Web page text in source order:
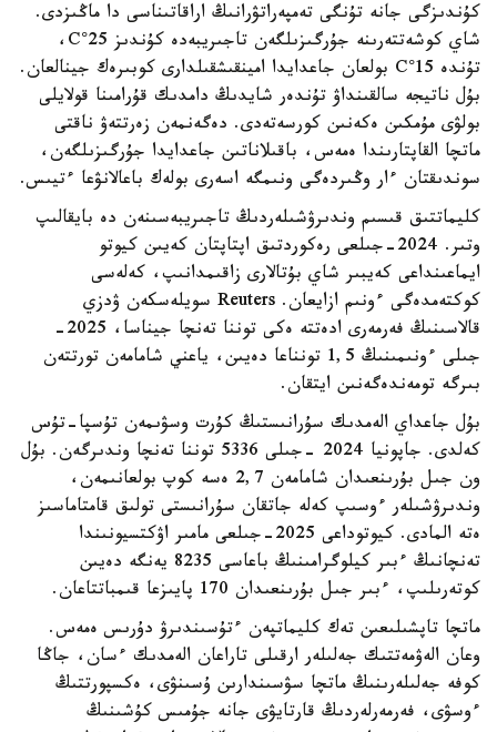
كۇندىزگى جانە تۇنگى تەمپەراتۋرانىڭ اراقاتىناسى دا ماڭىزدى.
شاي كوشەتتەرىنە جۇرگىزىلگەن تاجىريبەدە كۇندىز 25°C،
تۇندە 15°C بولعان جاعدايدا امينقىشقىلدارى كوبىرەك جينالعان.
بۇل ناتيجە سالقىنداۋ تۇندەر شايدىڭ دامدىك قۇرامىنا قولايلى
بولۋى مۇمكىن ەكەنىن كورسەتەدى. دەگەنمەن زەرتتەۋ ناقتى
ماتچا القاپتارىندا ەمەس، باقىلاناتىن جاعدايدا جۇرگىزىلگەن،
سوندىقتان ءار وڭىردەگى ونىمگە اسەرى بولەك باعالانۋعا ءتيىس.
كليماتتىق قىسىم وندىرۋشىلەردىڭ تاجىريبەسىنەن دە بايقالىپ
وتىر. 2024-جىلعى رەكوردتىق اپتاپتان كەيىن كيوتو
ايماعىنداعى كەيبىر شاي بۇتالارى زاقىمدانىپ، كەلەسى
كوكتەمدەگى ءونىم ازايعان. Reuters سويلەسكەن ۋدزي
قالاسىنىڭ فەرمەرى ادەتتە ەكى توننا تەنچا جيناسا، 2025-
جىلى ءونىمىنىڭ 1,5 تونناعا دەيىن، ياعني شامامەن تورتتەن
بىرگە تومەندەگەنىن ايتقان.
بۇل جاعداي الەمدىك سۇرانىستىڭ كۇرت وسۋىمەن تۇسپا-تۇس
كەلدى. جاپونيا 2024 -جىلى 5336 توننا تەنچا وندىرگەن. بۇل
ون جىل بۇرىنعىدان شامامەن 2,7 ەسە كوپ بولعانىمەن،
وندىرۋشىلەر ءوسىپ كەلە جاتقان سۇرانىستى تولىق قامتاماسىز
ەتە المادى. كيوتوداعى 2025-جىلعى مامىر اۋكتسيونىندا
تەنچانىڭ ءبىر كيلوگرامىنىڭ باعاسى 8235 يەنگە دەيىن
كوتەرىلىپ، ءبىر جىل بۇرىنعىدان 170 پايىزعا قىمباتتاعان.
ماتچا تاپشىلىعىن تەك كليماتپەن ءتۇسىندىرۋ دۇرىس ەمەس.
وعان الەۋمەتتىك جەلىلەر ارقىلى تاراعان الەمدىك ءسان، جاڭا
كوفە جەلىلەرىنىڭ ماتچا سۋسىندارىن ۇسىنۋى، ەكسپورتتىڭ
ءوسۋى، فەرمەرلەردىڭ قارتايۋى جانە جۇمىس كۇشىنىڭ